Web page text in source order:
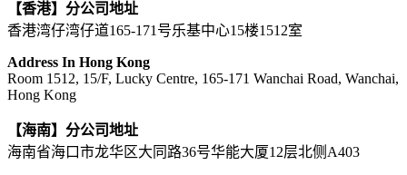
【香港】分公司地址
香港湾仔湾仔道165-171号乐基中心15楼1512室
Address In Hong Kong
Room 1512, 15/F, Lucky Centre, 165-171 Wanchai Road, Wanchai,
Hong Kong
【海南】分公司地址
海南省海口市龙华区大同路36号华能大厦12层北侧A403